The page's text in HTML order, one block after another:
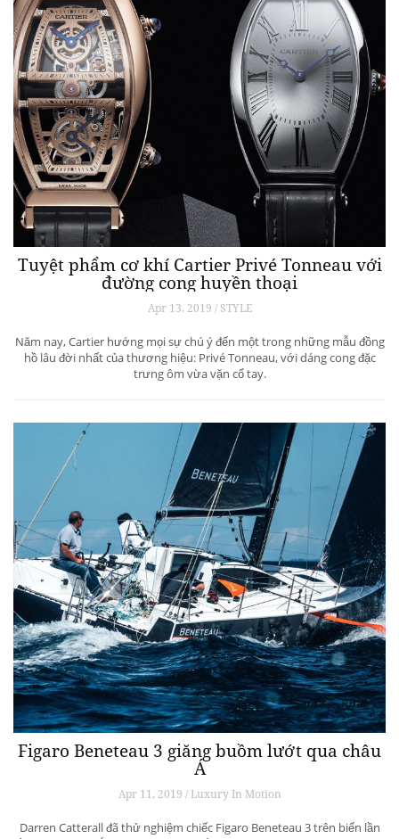
Tuyệt phẩm cơ khí Cartier Privé Tonneau với
đường cong huyền thoại
Apr 13, 2019 / STYLE
Năm nay, Cartier hướng mọi sự chú ý đến một trong những mẫu đồng
hồ lâu đời nhất của thương hiệu: Privé Tonneau, với dáng cong đặc
trưng ôm vừa vặn cổ tay.
Figaro Beneteau 3 giăng buồm lướt qua châu
Á
Apr 11, 2019 / Luxury In Motion
Darren Catterall đã thử nghiệm chiếc Figaro Beneteau 3 trên biển lần